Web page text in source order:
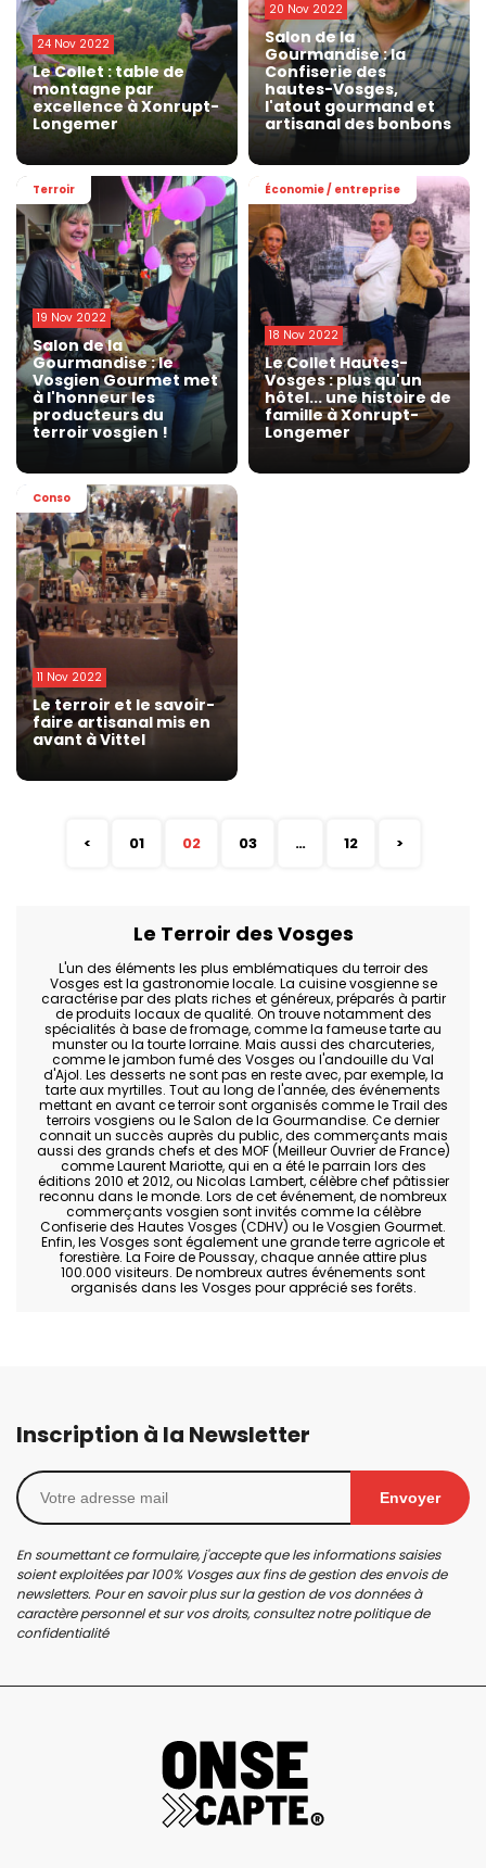
24 Nov 2022
Le Collet : table de
montagne par
excellence à Xonrupt-
Longemer
20 Nov 2022
Salon de la
Gourmandise : la
Confiserie des
hautes-Vosges,
l'atout gourmand et
artisanal des bonbons
Terroir
19 Nov 2022
Salon de la
Gourmandise : le
Vosgien Gourmet met
à l'honneur les
producteurs du
terroir vosgien !
Économie / entreprise
18 Nov 2022
Le Collet Hautes-
Vosges : plus qu'un
hôtel... une histoire de
famille à Xonrupt-
Longemer
Conso
11 Nov 2022
Le terroir et le savoir-
faire artisanal mis en
avant à Vittel
< 01 02 03 … 12 >
Le Terroir des Vosges
L'un des éléments les plus emblématiques du terroir des
Vosges est la gastronomie locale. La cuisine vosgienne se
caractérise par des plats riches et généreux, préparés à partir
de produits locaux de qualité. On trouve notamment des
spécialités à base de fromage, comme la fameuse tarte au
munster ou la tourte lorraine. Mais aussi des charcuteries,
comme le jambon fumé des Vosges ou l'andouille du Val
d'Ajol. Les desserts ne sont pas en reste avec, par exemple, la
tarte aux myrtilles. Tout au long de l'année, des événements
mettant en avant ce terroir sont organisés comme le Trail des
terroirs vosgiens ou le Salon de la Gourmandise. Ce dernier
connait un succès auprès du public, des commerçants mais
aussi des grands chefs et des MOF (Meilleur Ouvrier de France)
comme Laurent Mariotte, qui en a été le parrain lors des
éditions 2010 et 2012, ou Nicolas Lambert, célèbre chef pâtissier
reconnu dans le monde. Lors de cet événement, de nombreux
commerçants vosgien sont invités comme la célèbre
Confiserie des Hautes Vosges (CDHV) ou le Vosgien Gourmet.
Enfin, les Vosges sont également une grande terre agricole et
forestière. La Foire de Poussay, chaque année attire plus
100.000 visiteurs. De nombreux autres événements sont
organisés dans les Vosges pour apprécié ses forêts.
Inscription à la Newsletter
Envoyer
En soumettant ce formulaire, j'accepte que les informations saisies
soient exploitées par 100% Vosges aux fins de gestion des envois de
newsletters. Pour en savoir plus sur la gestion de vos données à
caractère personnel et sur vos droits, consultez notrepolitique de
confidentialité